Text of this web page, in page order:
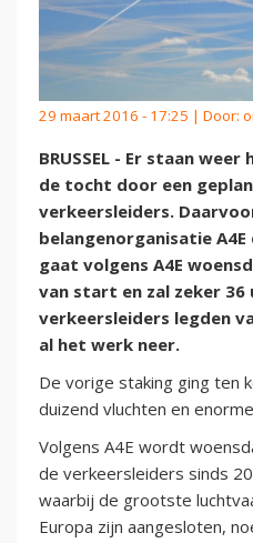
29 maart 2016 - 17:25 | Door:
BRUSSEL - Er staan
de tocht door een
verkeersleiders.
belangenorganisatie
gaat volgens A4E
van start en zal zeker 36
verkeersleiders legden
al het werk neer.
De vorige staking ging ten
duizend vluchten en
Volgens A4E wordt
de verkeersleiders sinds
waarbij de grootste
Europa zijn aangesloten,